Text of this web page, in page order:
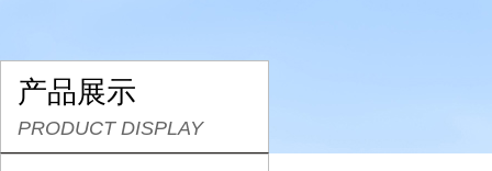
产品展示
PRODUCT DISPLAY